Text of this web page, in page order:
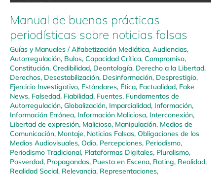
Manual de buenas prácticas
periodísticas sobre noticias falsas
Guías y Manuales /Alfabetización Mediática, Audiencias,
Autorregulación, Bulos, Capacidad Crítica, Compromiso,
Constitución, Credibilidad, Deontología, Derecho a la Libertad,
Derechos, Desestabilización, Desinformación, Desprestigio,
Ejercicio Investigativo, Estándares, Ética, Factualidad, Fake
News, Falsedad, Fiabilidad, Fuentes, Fundamentos de
Autorregulación, Globalización, Imparcialidad, Información,
Información Errónea, Información Maliciosa, Interconexión,
Libertad de expresión, Malicioso, Manipulación, Medios de
Comunicación, Montaje, Noticias Falsas, Obligaciones de los
Medios Audiovisuales, Odio, Percepciones, Periodismo,
Periodismo Tradicional, Plataformas Digitales, Pluralismo,
Posverdad, Propagandas, Puesta en Escena, Rating, Realidad,
Realidad Social, Relevancia, Representaciones,